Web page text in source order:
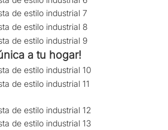
a tu hogar!